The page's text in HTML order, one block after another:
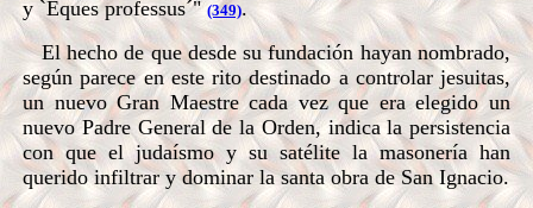
y `Eques professus´"(349).
El hecho de que desde su fundación hayan nombrado,
según parece en este rito destinado a controlar jesuitas,
un nuevo Gran Maestre cada vez que era elegido un
nuevo Padre General de la Orden, indica la persistencia
con que el judaísmo y su satélite la masonería han
querido infiltrar y dominar la santa obra de San Ignacio.